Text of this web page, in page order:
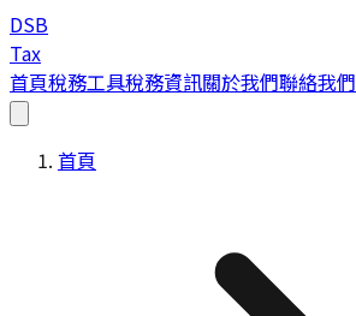
DSB
Tax
首頁稅務工具稅務資訊關於我們聯絡我們
首頁